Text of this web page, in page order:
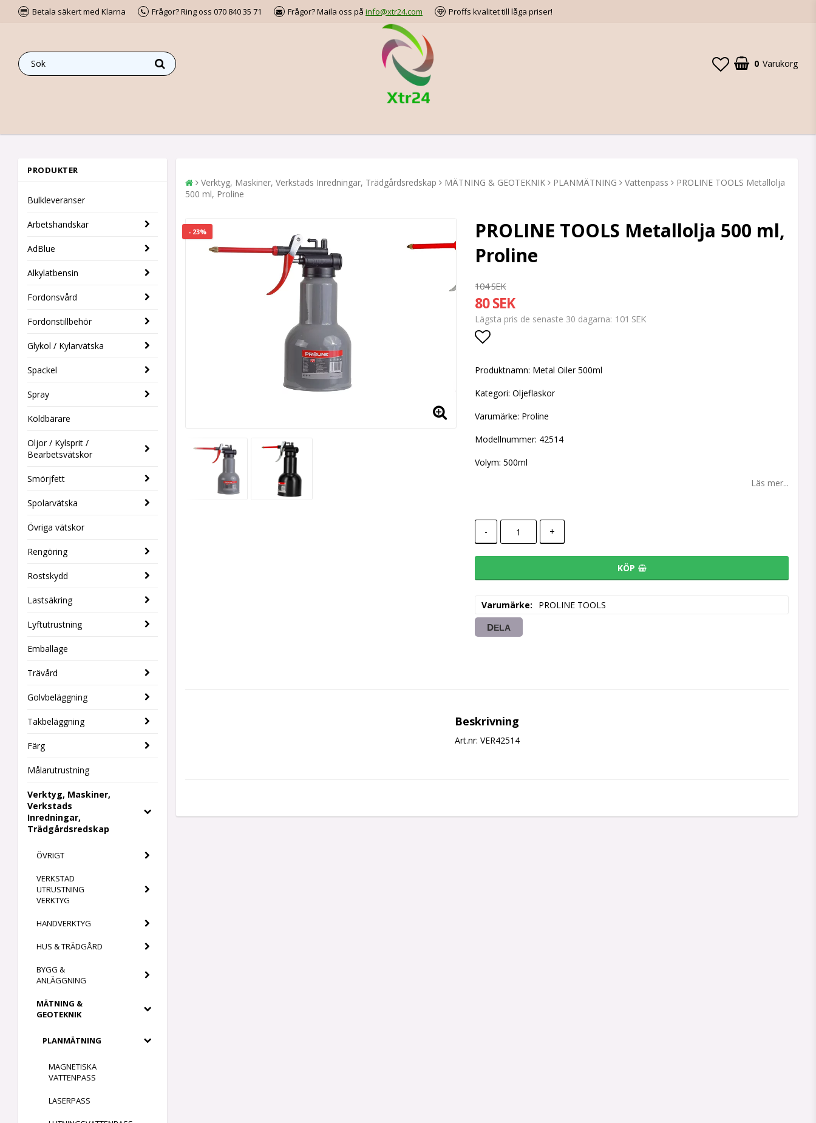
Betala säkert med Klarna Frågor? Ring oss 070 840 35 71 Frågor? Maila oss på info@xtr24.com Proffs kvalitet till låga priser!
0 Varukorg
PRODUKTER
Bulkleveranser
Arbetshandskar
AdBlue
Alkylatbensin
Fordonsvård
Fordonstillbehör
Glykol / Kylarvätska
Spackel
Spray
Köldbärare
Oljor / Kylsprit /
Bearbetsvätskor
Smörjfett
Spolarvätska
Övriga vätskor
Rengöring
Rostskydd
Lastsäkring
Lyftutrustning
Emballage
Trävård
Golvbeläggning
Takbeläggning
Färg
Målarutrustning
Verktyg, Maskiner,
Verkstads
Inredningar,
Trädgårdsredskap
ÖVRIGT
VERKSTAD
UTRUSTNING
VERKTYG
HANDVERKTYG
HUS & TRÄDGÅRD
BYGG &
ANLÄGGNING
MÄTNING &
GEOTEKNIK
PLANMÄTNING
MAGNETISKA
VATTENPASS
LASERPASS
Verktyg, Maskiner, Verkstads Inredningar, Trädgårdsredskap MÄTNING & GEOTEKNIK PLANMÄTNING Vattenpass
PROLINE TOOLS Metallolja
500 ml, Proline
- 23%
PROLINE TOOLS Metallolja 500 ml,
Proline
104 SEK
80 SEK
Lägsta pris de senaste 30 dagarna 101 SEK
Produktnamn: Metal Oiler 500ml
Kategori: Oljeflaskor
Varumärke: Proline
Modellnummer: 42514
Volym: 500ml
Läs mer...
- +
KÖP
Varumärke PROLINE TOOLS
DELA
Beskrivning
Art.nr: VER42514